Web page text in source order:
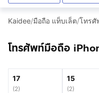
Kaidee/มือถือ แท็บเล็ต/โทรศั
โทรศัพท์มือถือ
17
(2)
15
(2)